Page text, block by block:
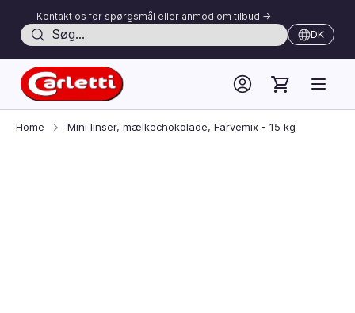
Kontakt os for spørgsmål eller anmod om tilbud ->
Søg DK
Home Mini linser, mælkechokolade, Farvemix - 15 kg